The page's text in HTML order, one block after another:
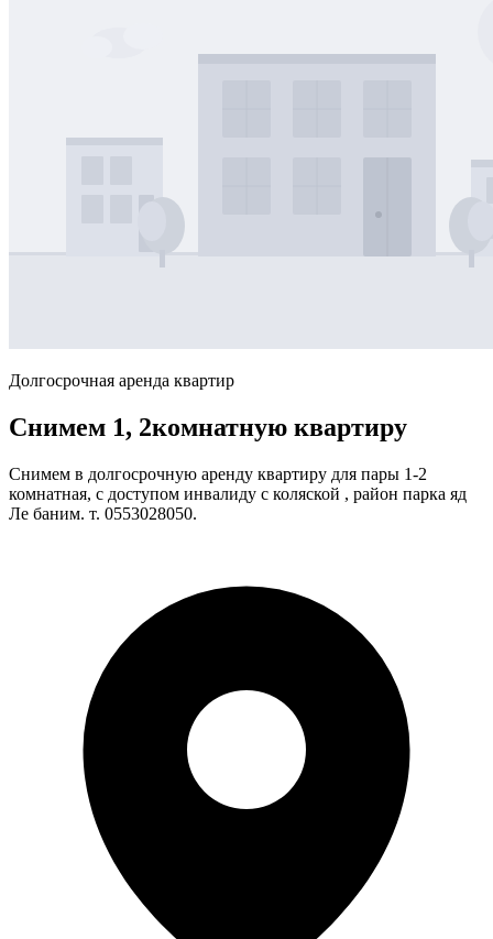
Долгосрочная аренда квартир
Снимем 1, 2комнатную квартиру
Снимем в долгосрочную аренду квартиру для пары 1-2
комнатная, с доступом инвалиду с коляской , район парка яд
Ле баним. т. 0553028050.